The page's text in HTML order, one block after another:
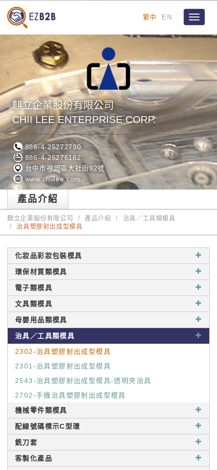
繁中 EN
Toggle
麒立企業股份有限公司
CHII LEE ENTERPRISE CORP.
886-4-25272790
886-4-25276182
台中市神岡區大社街92號
www.chiilee.com
產品介紹
麒立企業股份有限公司 產品介紹
治具／工具類模具
治具塑膠射出成型模具
化妝品彩妝包裝模具
環保材質類模具
電子類模具
文具類模具
母嬰用品類模具
治具／工具類模具
2302-治具塑膠射出成型模具
2301-治具塑膠射出成型模具
2543-治具塑膠射出成型模具-透明夾治具
2702-手機治具塑膠射出成型模具
機械零件類模具
配線號碼標示C型環
銑刀套
客製化產品